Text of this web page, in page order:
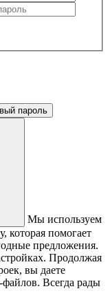
пароль
Мы используем
которая помогает
предложения.
Продолжая
вы даете
файлов. Всегда рады